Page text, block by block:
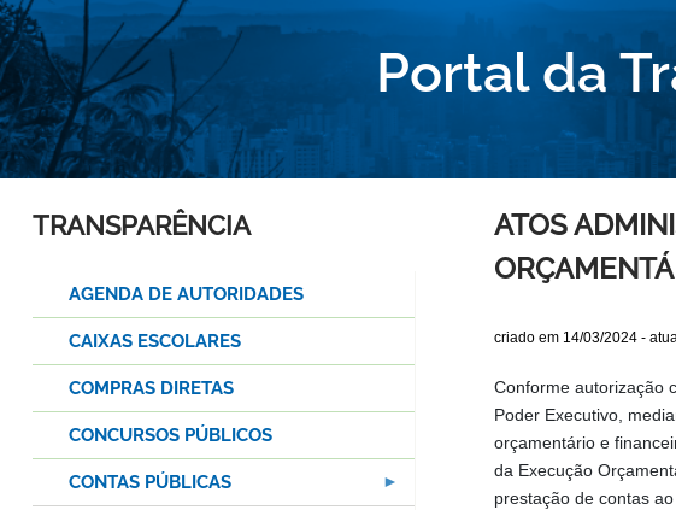
navegação
Portal da
ATOS
criado em 14/03/2024-
Conforme autorização
Poder Executivo,
orçamentário e
da Execução
prestação de contas
TRANSPARÊNCIA
AGENDA DE AUTORIDADES
CAIXAS ESCOLARES
COMPRAS DIRETAS
CONCURSOS PÚBLICOS
CONTAS PÚBLICAS